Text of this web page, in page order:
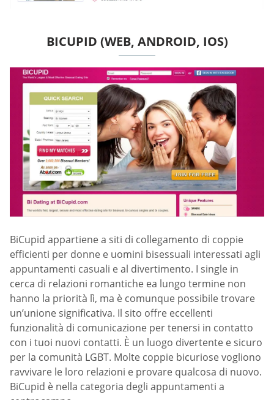
BICUPID (WEB, ANDROID, IOS)
BiCupid appartiene a siti di collegamento di coppie
efficienti per donne e uomini bisessuali interessati agli
appuntamenti casuali e al divertimento. I single in
cerca di relazioni romantiche ea lungo termine non
hanno la priorità lì, ma è comunque possibile trovare
un’unione significativa. Il sito offre eccellenti
funzionalità di comunicazione per tenersi in contatto
con i tuoi nuovi contatti. È un luogo divertente e sicuro
per la comunità LGBT. Molte coppie bicuriose vogliono
ravvivare le loro relazioni e provare qualcosa di nuovo.
BiCupid è nella categoria degli appuntamenti a